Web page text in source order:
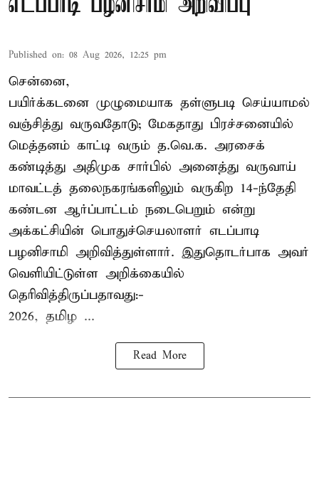
எடப்பாடி பழனிசாமி அறிவிப்பு
Published on: 08 Aug 2026, 12:25 pm
சென்னை,
பயிர்க்கடனை முழுமையாக தள்ளுபடி செய்யாமல்
வஞ்சித்து வருவதோடு; மேகதாது பிரச்சனையில்
மெத்தனம் காட்டி வரும் த.வெ.க. அரசைக்
கண்டித்து அதிமுக சார்பில் அனைத்து வருவாய்
மாவட்டத் தலைநகரங்களிலும் வருகிற 14-ந்தேதி
கண்டன ஆர்ப்பாட்டம் நடைபெறும் என்று
அக்கட்சியின் பொதுச்செயலாளர் எடப்பாடி
பழனிசாமி அறிவித்துள்ளார். இதுதொடர்பாக அவர்
வெளியிட்டுள்ள அறிக்கையில்
தெரிவித்திருப்பதாவது:-
2026, தமிழ ...
Read More